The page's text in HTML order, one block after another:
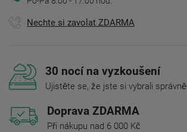
Nechte si zavolat ZDARMA
30 nocí na vyzkoušení
Ujistěte se, že jste si vybrali správně
Doprava ZDARMA
Při nákupu nad 6 000 Kč